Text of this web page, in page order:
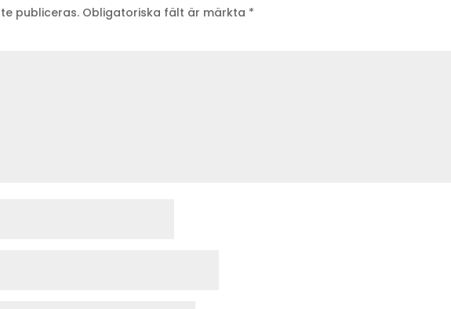
publiceras. Obligatoriska fält är märkta *